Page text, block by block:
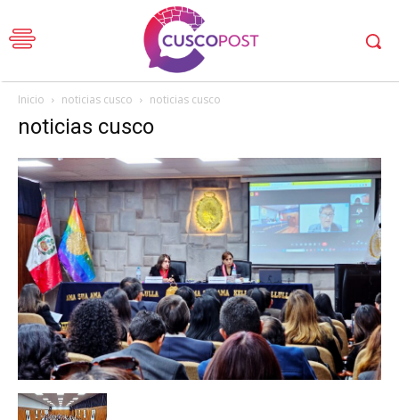
Inicio noticias cusco noticias cusco
noticias cusco